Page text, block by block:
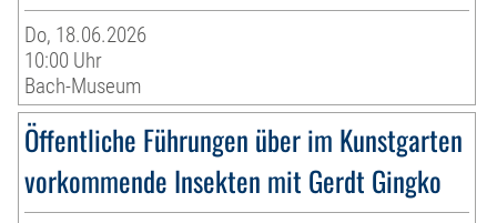
Do, 18.06.2026
10:00 Uhr
Bach-Museum
Öffentliche Führungen über im Kunstgarten
vorkommende Insekten mit Gerdt Gingko